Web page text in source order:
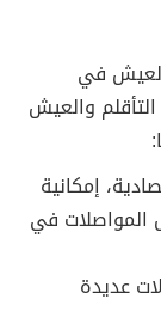
في
والعيش
إمكانية
المواصلات في
عديدة